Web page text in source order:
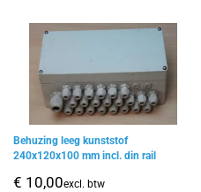
Behuzing leeg kunststof
240x120x100 mm incl. din rail
€ 10,00excl. btw